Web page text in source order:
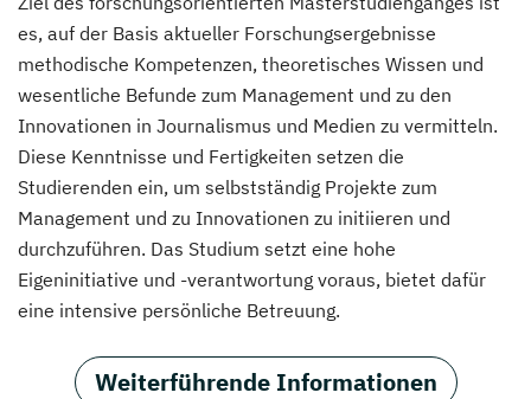
es, auf der Basis aktueller Forschungsergebnisse
methodische Kompetenzen, theoretisches Wissen und
wesentliche Befunde zum Management und zu den
Innovationen in Journalismus und Medien zu vermitteln.
Diese Kenntnisse und Fertigkeiten setzen die
Studierenden ein, um selbstständig Projekte zum
Management und zu Innovationen zu initiieren und
durchzuführen. Das Studium setzt eine hohe
Eigeninitiative und -verantwortung voraus, bietet dafür
eine intensive persönliche Betreuung.
Weiterführende Informationen